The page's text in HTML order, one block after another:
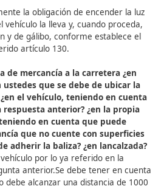
no se soportan por sí
de este modo inutilizada su
el añadido de que muchos
triángulos por temor a su
130.3 del Real Decreto
de noviembre, por el que se
de Circulación, “en el caso de
como norma general, si el
sin posibilidad de
deberán abandonar el
un lugar seguro fuera de la
y, en todo caso,